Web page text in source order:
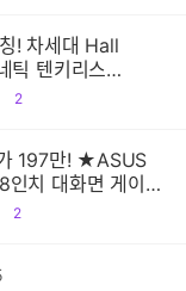
! 차세대 Hall
틱 텐키리스
댓
2
197만! ★ASUS
치 대화면 게이
댓
2